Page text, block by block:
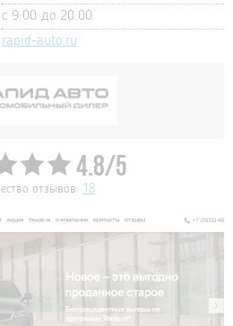
с 9:00 до 20:00
rapid-auto.ru
4.8/5
отзывов: 18